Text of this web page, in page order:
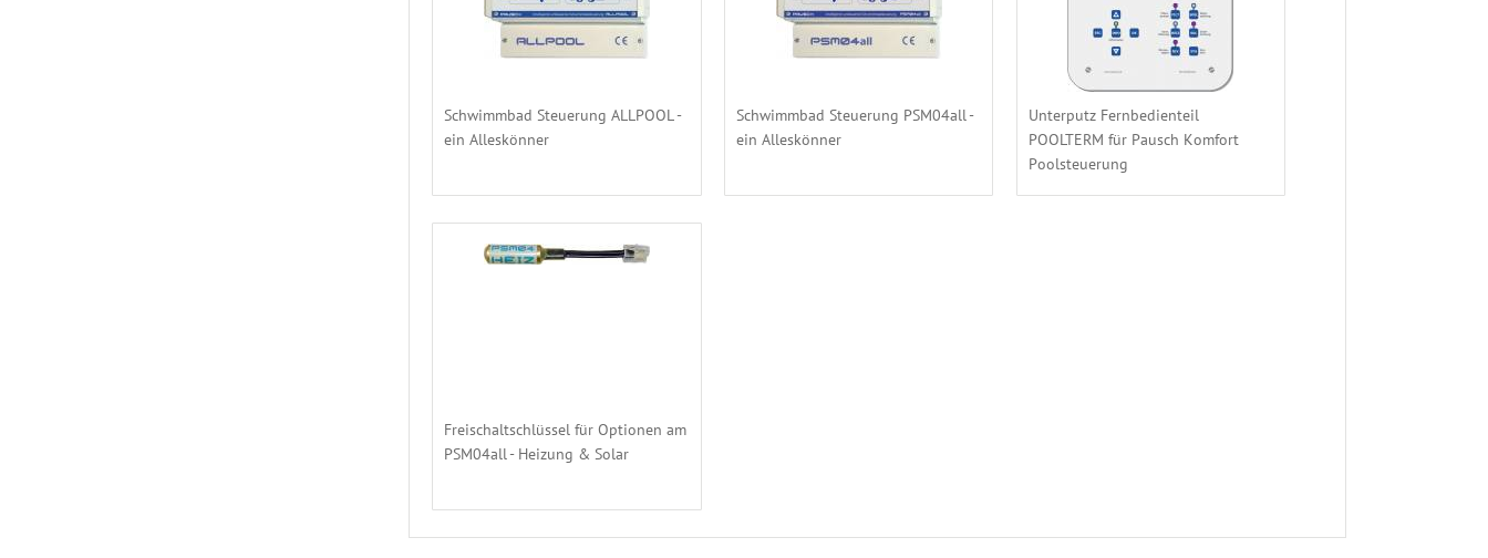
Schwimmbad Steuerung ALLPOOL -
ein Alleskönner
Schwimmbad Steuerung PSM04all -
ein Alleskönner
Unterputz Fernbedienteil
POOLTERM für Pausch Komfort
Poolsteuerung
Freischaltschlüssel für Optionen am
PSM04all - Heizung & Solar